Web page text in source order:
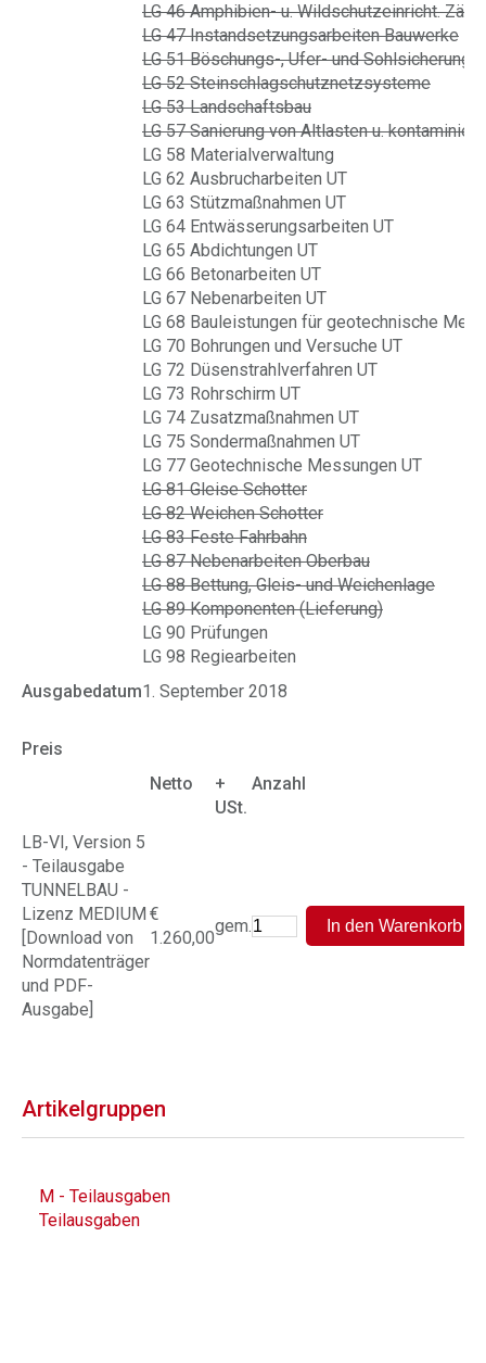
LG 46 Amphibien- u. Wildschutzeinricht.
LG 47 Instandsetzungsarbeiten Bauwerke
LG 51 Böschungs-, Ufer- und Sohlsicherung.
LG 52 Steinschlagschutznetzsysteme
LG 53 Landschaftsbau
LG 57 Sanierung von Altlasten u.
LG 58 Materialverwaltung
LG 62 Ausbrucharbeiten UT
LG 63 Stützmaßnahmen UT
LG 64 Entwässerungsarbeiten UT
LG 65 Abdichtungen UT
LG 66 Betonarbeiten UT
LG 67 Nebenarbeiten UT
LG 68 Bauleistungen für geotechnische
LG 70 Bohrungen und Versuche UT
LG 72 Düsenstrahlverfahren UT
LG 73 Rohrschirm UT
LG 74 Zusatzmaßnahmen UT
LG 75 Sondermaßnahmen UT
LG 77 Geotechnische Messungen UT
LG 81 Gleise Schotter
LG 82 Weichen Schotter
LG 83 Feste Fahrbahn
LG 87 Nebenarbeiten Oberbau
LG 88 Bettung, Gleis- und Weichenlage
LG 89 Komponenten (Lieferung)
LG 90 Prüfungen
LG 98 Regiearbeiten
Ausgabedatum1. September 2018
Preis
Netto
+
USt.
Anzahl
LB-VI, Version 5
- Teilausgabe
TUNNELBAU -
Lizenz MEDIUM
[Download von
Normdatenträger
und PDF-
Ausgabe]
€
1.260,00
gem.
Artikelgruppen
M - Teilausgaben
Teilausgaben